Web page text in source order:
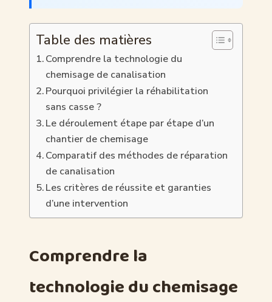
Table des matières
Comprendre la technologie du
chemisage de canalisation
Pourquoi privilégier la réhabilitation
sans casse ?
Le déroulement étape par étape d’un
chantier de chemisage
Comparatif des méthodes de réparation
de canalisation
Les critères de réussite et garanties
d’une intervention
Comprendre la
technologie du chemisage